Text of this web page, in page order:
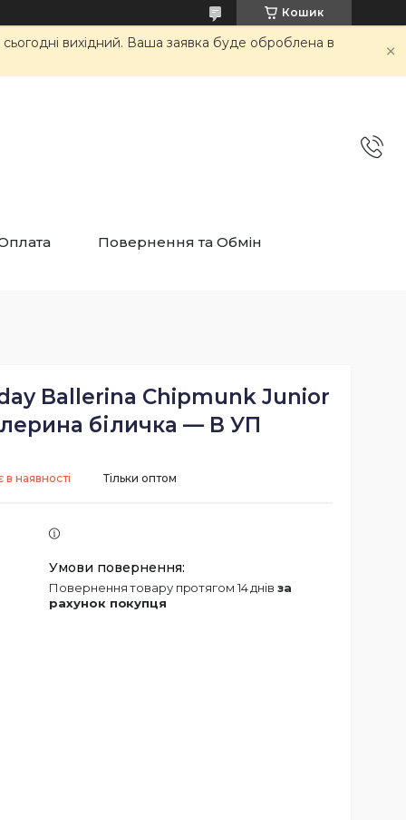
Кошик
вихідний. Ваша заявка буде оброблена в
Повернення та Обмін
Ballerina Chipmunk Junior
біличка — В УП
наявності Тільки оптом
повернення товару протягом 14 днів за
рахунок покупця